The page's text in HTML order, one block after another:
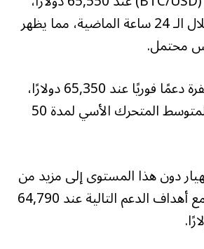
بانخفاض 0.15٪ خلال الـ 24 ساعة الماضية، مما يظهر
محتمل.
تواجه العملة المشفرة دعمًا فوريًا عند 65,350 دولارًا،
والذي يتزامن مع المتوسط ​​المتحرك الأسي لمدة 50
دون هذا المستوى إلى مزيد من
الضغط الهبوطي، مع أهداف الدعم التالية عند 64,790